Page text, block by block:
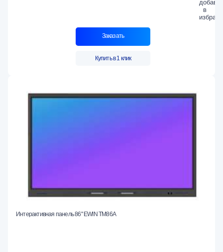
Заказать
Купить в 1 клик
Интерактивная панель 86" EWIN TM86A